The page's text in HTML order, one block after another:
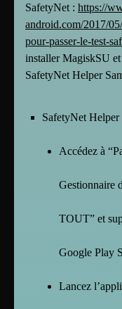
SafetyNet : https://
android.com/2017/
pour-passer-le-test-
installer MagiskSU
SafetyNet Helper
SafetyNet Helper
Accédez à
Gestionnaire
TOUT” et
Google Play
Lancez